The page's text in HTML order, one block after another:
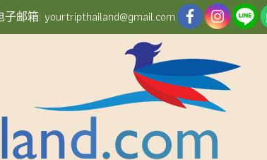
邮箱: yourtripthailand@gmail.com